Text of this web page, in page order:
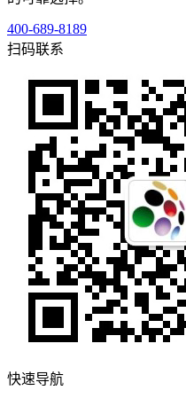
400-689-8189
扫码联系
快速导航